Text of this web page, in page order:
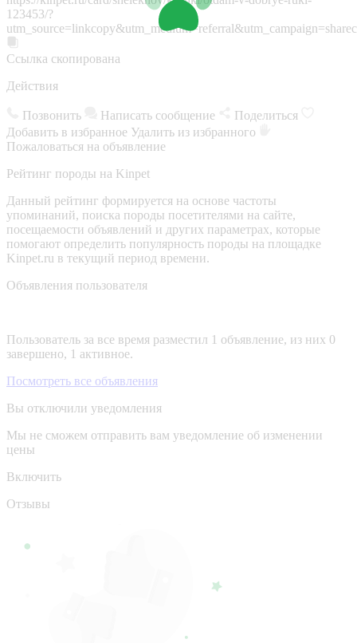
123453/?
Ссылка скопирована
Действия
Позвонить Написать сообщение
Поделиться
Добавить в избранное Удалить из избранного
Пожаловаться на объявление
Рейтинг породы на Kinpet
Данный рейтинг формируется на основе частоты
упоминаний, поиска породы посетителями на сайте,
посещаемости объявлений и других параметрах, которые
помогают определить популярность породы на площадке
Kinpet.ru в текущий период времени.
Объявления пользователя
Пользователь за все время разместил 1 объявление, из них 0
завершено, 1 активное.
Посмотреть все объявления
Вы отключили уведомления
Мы не сможем отправить вам уведомление об изменении
цены
Включить
Отзывы